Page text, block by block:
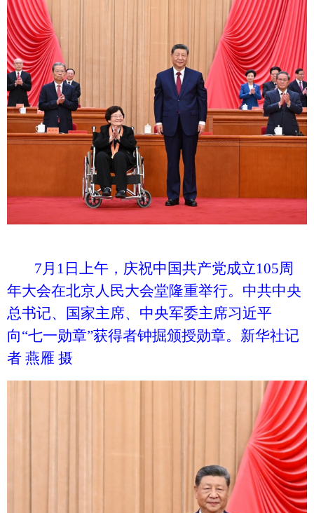
7月1日上午，庆祝中国共产党成立105周
年大会在北京人民大会堂隆重举行。中共中央
总书记、国家主席、中央军委主席习近平
向“七一勋章”获得者钟掘颁授勋章。新华社记
者 燕雁 摄